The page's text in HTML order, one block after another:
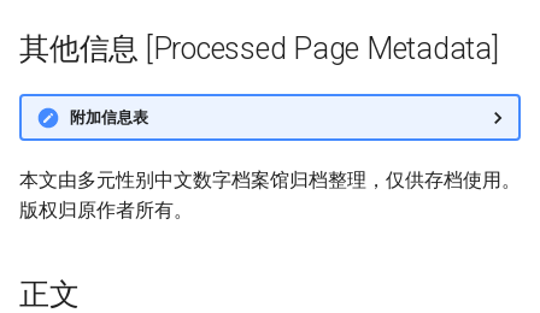
其他信息 [Processed Page Metadata]
附加信息表
本文由多元性别中文数字档案馆归档整理，仅供存档使用。
版权归原作者所有。
正文